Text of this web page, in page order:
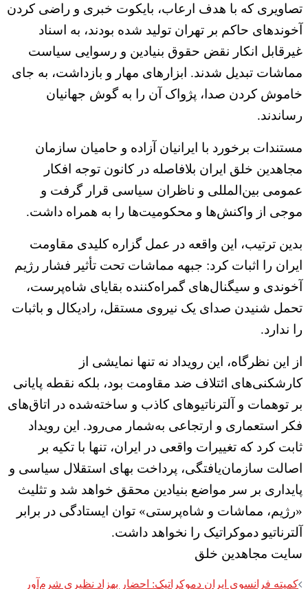
تصاویری که با هدف ارعاب، بایکوت خبری و راضی کردن
آخوندهای حاکم بر تهران تولید شده بودند، به اسناد
غیرقابل انکار نقض حقوق بنیادین و رسوایی سیاست
مماشات تبدیل شدند. ابزارهای مهار و بازداشت، به جای
خاموش کردن صدا، پژواک آن را به گوش جهانیان
رساندند.
مستندات برخورد با ایرانیان آزاده و حامیان سازمان
مجاهدین خلق ایران بلافاصله در کانون توجه افکار
عمومی بین‌المللی و ناظران سیاسی قرار گرفت و
موجی از واکنش‌ها و محکومیت‌ها را به همراه داشت.
بدین ترتیب، این واقعه در عمل گزاره کلیدی مقاومت
ایران را اثبات کرد: جبهه مماشات تحت تأثیر فشار رژیم
آخوندی و سیگنال‌های گمراه‌کننده بقایای شاه‌پرست،
تحمل شنیدن صدای یک نیروی مستقل، رادیکال و باثبات
را ندارد.
از این نظرگاه، این رویداد نه تنها نمایشی از
کارشکنی‌های ائتلاف ضد مقاومت بود، بلکه نقطه پایانی
بر توهمات و آلترناتیوهای کاذب و ساخته‌شده در اتاق‌های
فکر استعماری و ارتجاعی به‌شمار می‌رود. این رویداد
ثابت کرد که تغییرات واقعی در ایران، تنها با تکیه بر
اصالت سازمان‌یافتگی، پرداخت بهای استقلال سیاسی و
پایداری بر سر مواضع بنیادین محقق خواهد شد و تثلیث
«رژیم، مماشات و شاه‌پرستی» توان ایستادگی در برابر
آلترناتیو دموکراتیک را نخواهد داشت.
سایت مجاهدین خلق
Post
کمیته فرانسوی ایران دموکراتیک: احضار بهزاد نظیری شرم‌آور